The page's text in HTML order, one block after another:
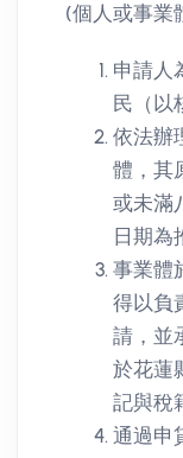
(個人或事業
申請人
民（以
依法辦
體，其
或未滿
日期為
事業體
得以負
請，並
於花蓮
記與稅
通過申